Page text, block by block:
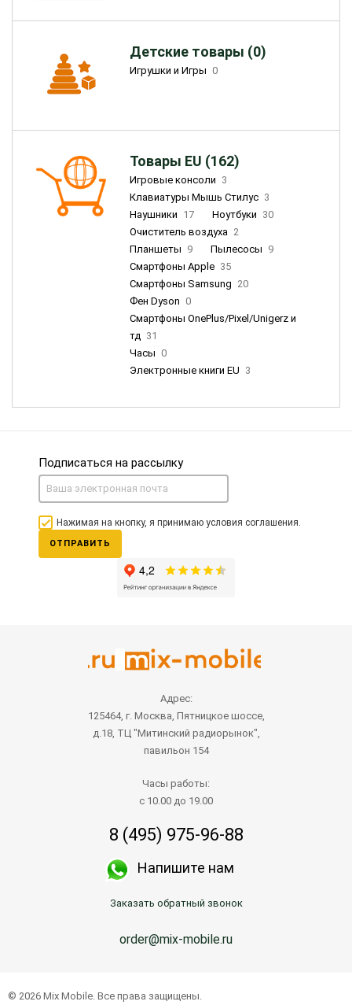
Детские товары (0)
Игрушки и Игры 0
Товары EU (162)
Игровые консоли 3
Клавиатуры Мышь Стилус 3
Наушники 17 Ноутбуки 30
Очиститель воздуха 2
Планшеты 9 Пылесосы 9
Смартфоны Apple 35
Смартфоны Samsung 20
Фен Dyson 0
Смартфоны OnePlus/Pixel/Unigerz и
тд 31
Часы 0
Электронные книги EU 3
Подписаться на рассылку
Нажимая на кнопку, я принимаю условия соглашения.
ОТПРАВИТЬ
Адрес:
125464, г. Москва, Пятницкое шоссе,
д.18, ТЦ "Митинский радиорынок",
павильон 154
Часы работы:
с 10.00 до 19.00
8 (495) 975-96-88
Напишите нам
Заказать обратный звонок
order@mix-mobile.ru
© 2026 Mix Mobile. Все права защищены.